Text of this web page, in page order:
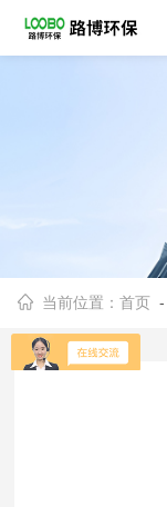
当前位置：首页 -